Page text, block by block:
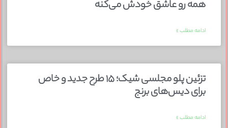
همه رو عاشق خودش می‌کنه
ادامه مطلب »
تزئین پلو مجلسی شیک؛ ۱۵ طرح جدید و خاص
برای دیس‌های برنج
ادامه مطلب »